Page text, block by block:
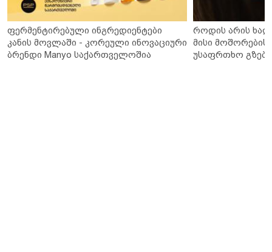
ფერმენტირებული ინგრედიენტები
კანის მოვლაში - კორეული ინოვაციური
ბრენდი Manyo საქართველოშია
როდის არის
მისი მოშორების
უსაფრთხო გზები